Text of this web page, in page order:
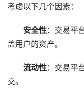
考虑以下几个因素：
安全性：交易平
盖用户的资产。
流动性：交易平
交。